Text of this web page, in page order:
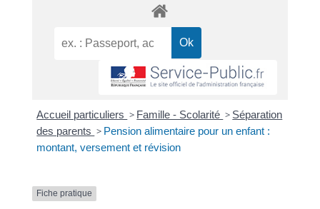
Accueil particuliers > Famille - Scolarité > Séparation
des parents > Pension alimentaire pour un enfant :
montant, versement et révision
Fiche pratique